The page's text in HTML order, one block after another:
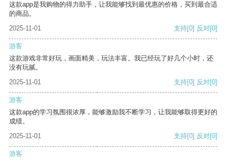
这款app是我购物的得力助手，让我能够找到最优惠的价格，买到最合适
的商品。
2025-11-01
支持[0] 反对[0]
游客
这款游戏非常好玩，画面精美，玩法丰富。我已经玩了好几个小时，还
没有玩腻。
2025-11-01
支持[0] 反对[0]
游客
这款app的学习氛围很浓厚，能够激励我不断学习，让我能够取得更好的
成绩。
2025-11-01
支持[0] 反对[0]
游客